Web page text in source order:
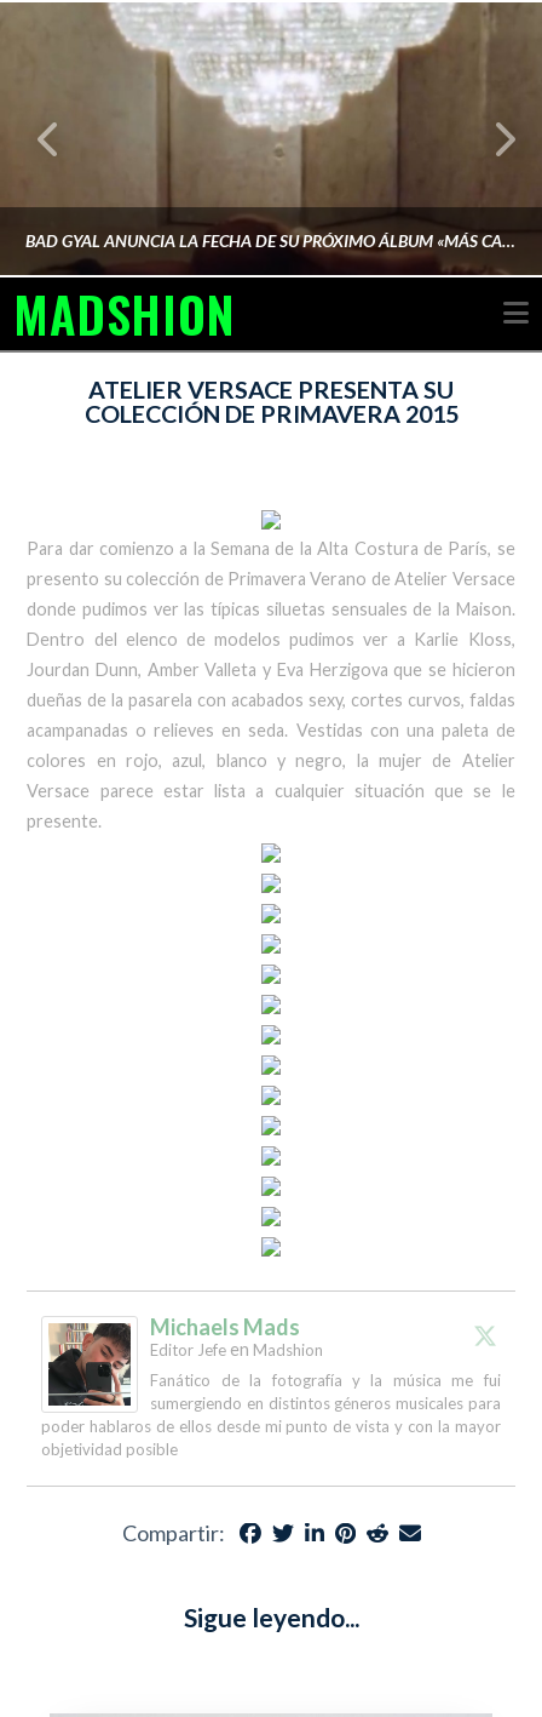
BAD GYAL ANUNCIA LA FECHA DE SU PRÓXIMO ÁLBUM «MÁS CARA»
MADSHION
ATELIER VERSACE PRESENTA SU
COLECCIÓN DE PRIMAVERA 2015
Para dar comienzo a la Semana de la Alta Costura de París, se
presento su colección de Primavera Verano de Atelier Versace
donde pudimos ver las típicas siluetas sensuales de la Maison.
Dentro del elenco de modelos pudimos ver a Karlie Kloss,
Jourdan Dunn, Amber Valleta y Eva Herzigova que se hicieron
dueñas de la pasarela con acabados sexy, cortes curvos, faldas
acampanadas o relieves en seda. Vestidas con una paleta de
colores en rojo, azul, blanco y negro, la mujer de Atelier
Versace parece estar lista a cualquier situación que se le
presente.
Michaels Mads
Editor Jefe en Madshion
Fanático de la fotografía y la música me fui
sumergiendo en distintos géneros musicales para
poder hablaros de ellos desde mi punto de vista y con la mayor
objetividad posible
Compartir:
Sigue leyendo...